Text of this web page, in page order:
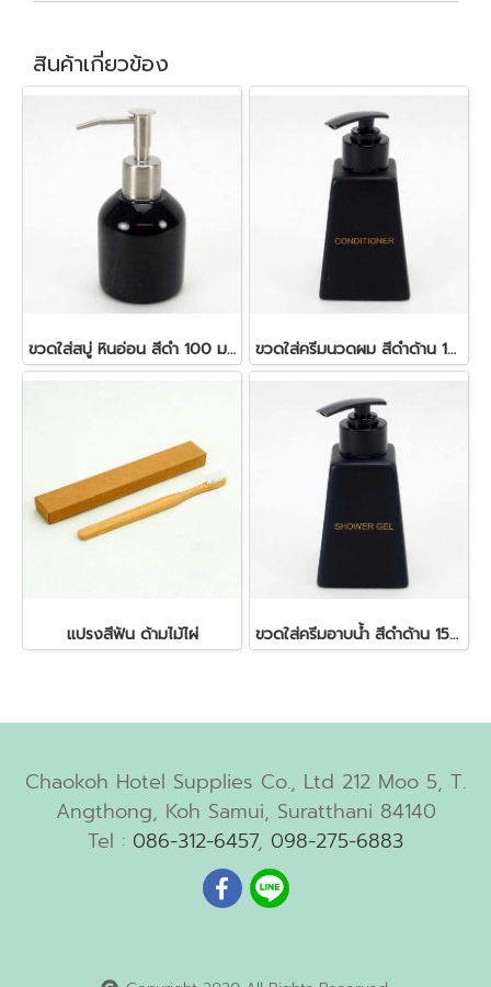
สินค้าเกี่ยวข้อง
ขวดใส่สบู่ หินอ่อน สีดำ 100 มล.ขนาด 6.5x7.5 ซม. ขวดใส่ครีมนวดผม สีดำด้าน 150 ml. 6.2x6.2x8.5 ซม.
แปรงสีฟัน ด้ามไม้ไผ่ ขวดใส่ครีมอาบน้ำ สีดำด้าน 150 ml. 6.2x6.2x8.5 ซม.
Chaokoh Hotel Supplies Co., Ltd 212 Moo 5, T.
Angthong, Koh Samui, Suratthani 84140
Tel : 086-312-6457, 098-275-6883